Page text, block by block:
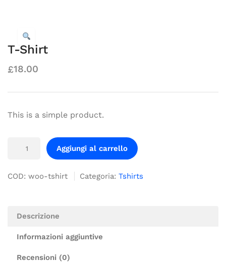
T-Shirt
£18.00
This is a simple product.
Aggiungi al carrello
COD: woo-tshirt Categoria: Tshirts
Descrizione
Informazioni aggiuntive
Recensioni (0)